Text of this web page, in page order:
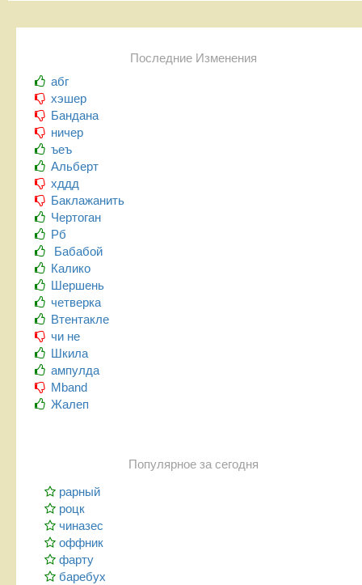
Последние Изменения
абг
хэшер
Бандана
ничер
ъеъ
Альберт
хддд
Баклажанить
Чертоган
Рб
Бабабой
Калико
Шершень
четверка
Втентакле
чи не
Шкила
ампулда
Mband
Жалеп
Популярное за сегодня
рарный
роцк
чиназес
оффник
фарту
баребух